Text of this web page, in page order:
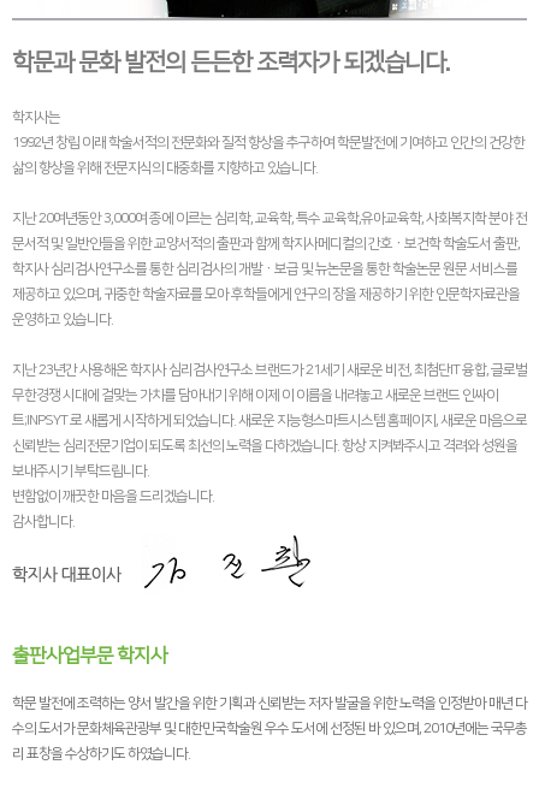
학문과 문화 발전의 든든한 조력자가 되겠습니다.
학지사는
1992년 창립 이래 학술서적의 전문화와 질적 향상을 추구하여 학문발전에 기여하고 인간의 건강한
삶의 향상을 위해 전문지식의 대중화를 지향하고 있습니다.
지난 20여년동안 3,000여 종에 이르는 심리학, 교육학, 특수 교육학,유아교육학, 사회복지학 분야 전
문서적 및 일반인들을 위한 교양서적의 출판과 함께 학지사메디컬의 간호ㆍ보건학 학술도서 출판,
학지사 심리검사연구소를 통한 심리검사의 개발ㆍ보급 및 뉴논문을 통한 학술논문 원문 서비스를
제공하고 있으며, 귀중한 학술자료를 모아 후학들에게 연구의 장을 제공하기 위한 인문학자료관을
운영하고 있습니다.
지난 23년간 사용해온 학지사 심리검사연구소 브랜드가 21세기 새로운 비전, 최첨단IT 융합, 글로벌
무한경쟁 시대에 걸맞는 가치를 담아내기 위해 이제 이 이름을 내려놓고 새로운 브랜드 인싸이
트;INPSYT 로 새롭게 시작하게 되었습니다. 새로운 지능형스마트시스템 홈페이지, 새로운 마음으로
신뢰받는 심리전문기업이 되도록 최선의 노력을 다하겠습니다. 항상 지켜봐주시고 격려와 성원을
보내주시기 부탁드립니다.
변함없이 깨끗한 마음을 드리겠습니다.
감사합니다.
출판사업부문 학지사
학문 발전에 조력하는 양서 발간을 위한 기획과 신뢰받는 저자 발굴을 위한 노력을 인정받아 매년 다
수의 도서가 문화체육관광부 및 대한민국학술원 우수 도서에 선정된 바 있으며, 2010년에는 국무총
리 표창을 수상하기도 하였습니다.